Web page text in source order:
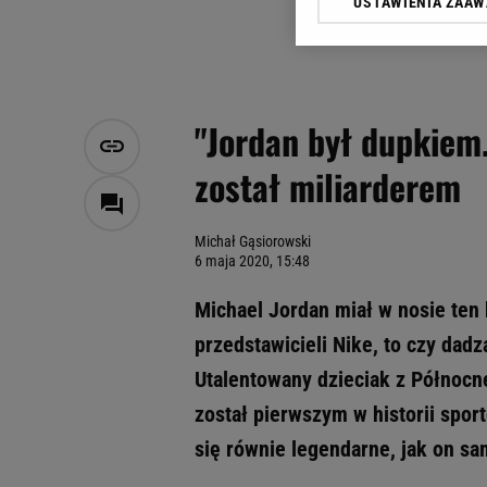
"Jordan był
został miliarderem
Michał Gąsiorowski
6 maja 2020, 15:48
Michael Jordan miał w nosie
przedstawicieli Nike, to czy
Utalentowany dzieciak z
został pierwszym w historii
się równie legendarne, jak on
Klikając „Akceptuję”
Zaufanych Partnerów i
My, nasi Zaufani
Użycie dokładnych
Przechowywanie